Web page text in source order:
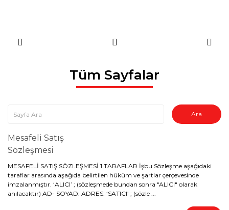
Tüm Sayfalar
Mesafeli Satış
Sözleşmesi
MESAFELİ SATIŞ SÖZLEŞMESİ 1.TARAFLAR İşbu Sözleşme aşağıdaki
taraflar arasında aşağıda belirtilen hüküm ve şartlar çerçevesinde
imzalanmıştır. ‘ALICI’ ; (sözleşmede bundan sonra "ALICI" olarak
anılacaktır) AD- SOYAD: ADRES: ‘SATICI’ ; (sözle ...